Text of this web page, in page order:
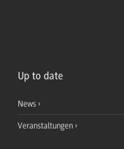
Up to date
News
Veranstaltungen